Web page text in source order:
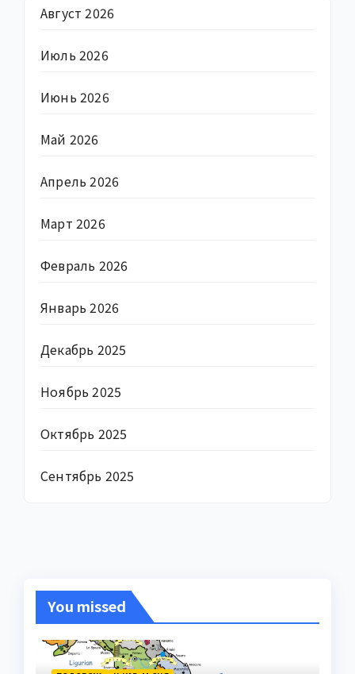
Август 2026
Июль 2026
Июнь 2026
Май 2026
Апрель 2026
Март 2026
Февраль 2026
Январь 2026
Декабрь 2025
Ноябрь 2025
Октябрь 2025
Сентябрь 2025
You missed